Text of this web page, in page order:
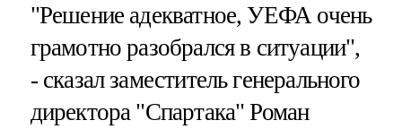
"Решение адекватное, УЕФА очень
грамотно разобрался в ситуации",
- сказал заместитель генерального
директора "Спартака" Роман